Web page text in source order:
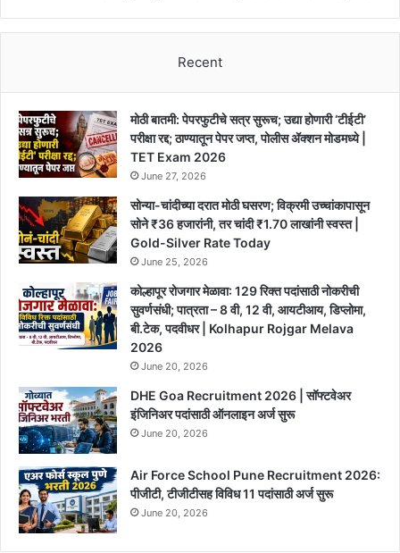
Bhau
Yojana
Recent
मोठी बातमी: पेपरफुटीचे सत्र सुरूच; उद्या होणारी ‘टीईटी’
परीक्षा रद्द; ठाण्यातून पेपर जप्त, पोलीस ॲक्शन मोडमध्ये |
TET Exam 2026
June 27, 2026
सोन्या-चांदीच्या दरात मोठी घसरण; विक्रमी उच्चांकापासून
सोने ₹36 हजारांनी, तर चांदी ₹1.70 लाखांनी स्वस्त |
Gold-Silver Rate Today
June 25, 2026
कोल्हापूर रोजगार मेळावा: 129 रिक्त पदांसाठी नोकरीची
सुवर्णसंधी; पात्रता – 8 वी, 12 वी, आयटीआय, डिप्लोमा,
बी.टेक, पदवीधर | Kolhapur Rojgar Melava
2026
June 20, 2026
DHE Goa Recruitment 2026 | सॉफ्टवेअर
इंजिनिअर पदांसाठी ऑनलाइन अर्ज सुरू
June 20, 2026
Air Force School Pune Recruitment 2026:
पीजीटी, टीजीटीसह विविध 11 पदांसाठी अर्ज सुरू
June 20, 2026